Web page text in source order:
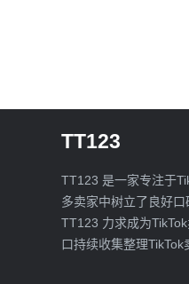
TT123
TT123 是一家专注于
多卖家中树立了良好口
TT123 力求成为
口持续收集整理TikTok